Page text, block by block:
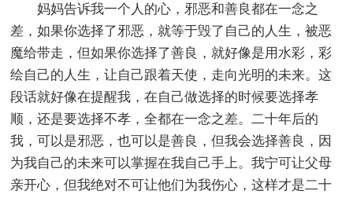
妈妈告诉我一个人的心，邪恶和善良都在一念之
差，如果你选择了邪恶，就等于毁了自己的人生，被恶
魔给带走，但如果你选择了善良，就好像是用水彩，彩
绘自己的人生，让自己跟着天使，走向光明的未来。这
段话就好像在提醒我，在自己做选择的时候要选择孝
顺，还是要选择不孝，全都在一念之差。二十年后的
我，可以是邪恶，也可以是善良，但我会选择善良，因
为我自己的未来可以掌握在我自己手上。我宁可让父母
亲开心，但我绝对不可让他们为我伤心，这样才是二十